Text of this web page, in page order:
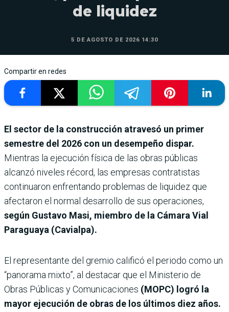
de liquidez
5 DE AGOSTO DE 2026 14:30
Compartir en redes
El sector de la construcción atravesó un primer
semestre del 2026 con un desempeño dispar.
Mientras la ejecución física de las obras públicas
alcanzó niveles récord, las empresas contratistas
continuaron enfrentando problemas de liquidez que
afectaron el normal desarrollo de sus operaciones,
según Gustavo Masi, miembro de la Cámara Vial
Paraguaya (Cavialpa).
El representante del gremio calificó el periodo como un
“panorama mixto”, al destacar que el Ministerio de
Obras Públicas y Comunicaciones (MOPC) logró la
mayor ejecución de obras de los últimos diez años.